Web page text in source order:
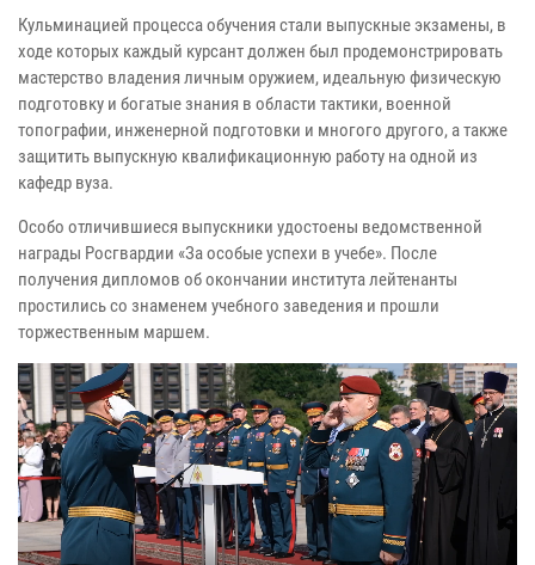
Кульминацией процесса обучения стали выпускные экзамены, в
ходе которых каждый курсант должен был продемонстрировать
мастерство владения личным оружием, идеальную физическую
подготовку и богатые знания в области тактики, военной
топографии, инженерной подготовки и многого другого, а также
защитить выпускную квалификационную работу на одной из
кафедр вуза.
Особо отличившиеся выпускники удостоены ведомственной
награды Росгвардии «За особые успехи в учебе». После
получения дипломов об окончании института лейтенанты
простились со знаменем учебного заведения и прошли
торжественным маршем.